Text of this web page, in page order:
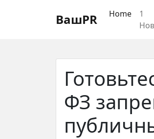
Восстановление
ВашPR Home
1
ФЗ